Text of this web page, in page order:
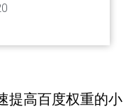
提高百度权重的小